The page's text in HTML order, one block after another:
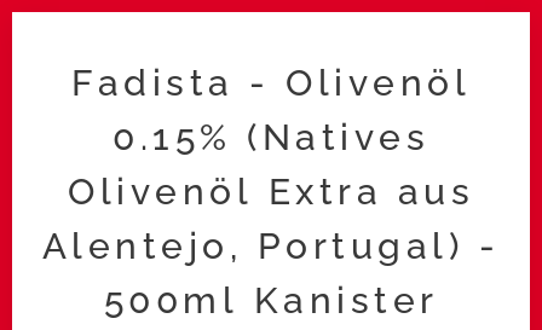
Fadista - Olivenöl
0.15% (Natives
Olivenöl Extra aus
Alentejo, Portugal) -
500ml Kanister